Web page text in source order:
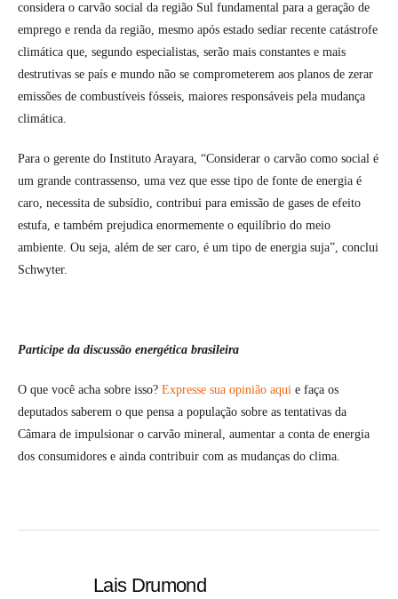
considera o carvão social da região Sul fundamental para a geração de
emprego e renda da região, mesmo após estado sediar recente catástrofe
climática que, segundo especialistas, serão mais constantes e mais
destrutivas se país e mundo não se comprometerem aos planos de zerar
emissões de combustíveis fósseis, maiores responsáveis pela mudança
climática.
Para o gerente do Instituto Arayara, “Considerar o carvão como social é
um grande contrassenso, uma vez que esse tipo de fonte de energia é
caro, necessita de subsídio, contribui para emissão de gases de efeito
estufa, e também prejudica enormemente o equilíbrio do meio
ambiente. Ou seja, além de ser caro, é um tipo de energia suja”, conclui
Schwyter.
Participe da discussão energética brasileira
O que você acha sobre isso? Expresse sua opinião aqui e faça os
deputados saberem o que pensa a população sobre as tentativas da
Câmara de impulsionar o carvão mineral, aumentar a conta de energia
dos consumidores e ainda contribuir com as mudanças do clima.
Lais Drumond